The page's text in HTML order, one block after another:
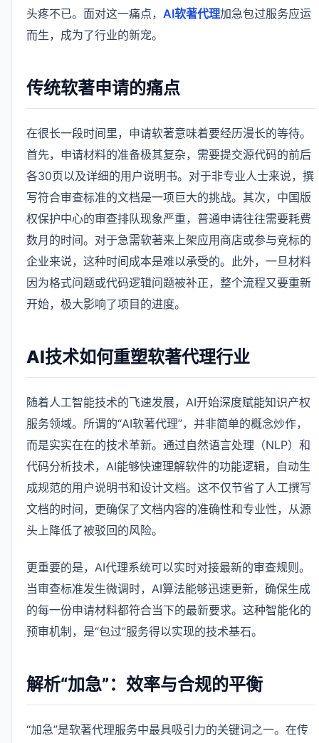
头疼不已。面对这一痛点， AI软著代理加急包过服务应运
而生，成为了行业的新宠。
传统软著申请的痛点
在很长一段时间里，申请软著意味着要经历漫长的等待。
首先，申请材料的准备极其复杂，需要提交源代码的前后
各30页以及详细的用户说明书。对于非专业人士来说，撰
写符合审查标准的文档是一项巨大的挑战。其次，中国版
权保护中心的审查排队现象严重，普通申请往往需要耗费
数月的时间。对于急需软著来上架应用商店或参与竞标的
企业来说，这种时间成本是难以承受的。此外，一旦材料
因为格式问题或代码逻辑问题被补正，整个流程又要重新
开始，极大影响了项目的进度。
AI技术如何重塑软著代理行业
随着人工智能技术的飞速发展，AI开始深度赋能知识产权
服务领域。所谓的“AI软著代理”，并非简单的概念炒作，
而是实实在在的技术革新。通过自然语言处理（NLP）和
代码分析技术，AI能够快速理解软件的功能逻辑，自动生
成规范的用户说明书和设计文档。这不仅节省了人工撰写
文档的时间，更确保了文档内容的准确性和专业性，从源
头上降低了被驳回的风险。
更重要的是，AI代理系统可以实时对接最新的审查规则。
当审查标准发生微调时，AI算法能够迅速更新，确保生成
的每一份申请材料都符合当下的最新要求。这种智能化的
预审机制，是“包过”服务得以实现的技术基石。
解析“加急”：效率与合规的平衡
“加急”是软著代理服务中最具吸引力的关键词之一。在传